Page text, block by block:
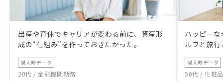
出産や育休でキャリアが変わる前に、資産形
成の“仕組み”を作っておきたかった。
購入時データ
20代 / 金融機関勤務
ハッピー
ルフと旅
購入時データ
50代 / 化粧